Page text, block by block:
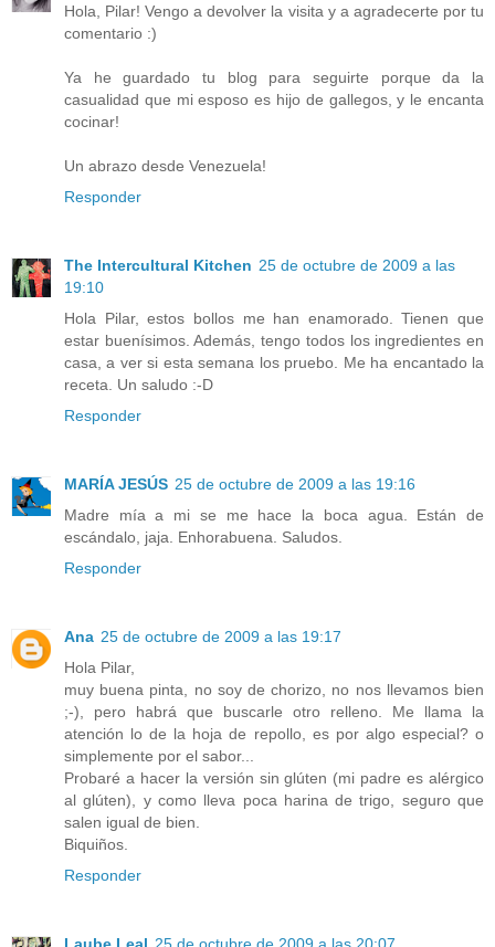
Hola, Pilar! Vengo a devolver la visita y a agradecerte por tu
comentario :)
Ya he guardado tu blog para seguirte porque da la
casualidad que mi esposo es hijo de gallegos, y le encanta
cocinar!
Un abrazo desde Venezuela!
Responder
The Intercultural Kitchen 25 de octubre de 2009 a las
19:10
Hola Pilar, estos bollos me han enamorado. Tienen que
estar buenísimos. Además, tengo todos los ingredientes en
casa, a ver si esta semana los pruebo. Me ha encantado la
receta. Un saludo :-D
Responder
MARÍA JESÚS 25 de octubre de 2009 a las 19:16
Madre mía a mi se me hace la boca agua. Están de
escándalo, jaja. Enhorabuena. Saludos.
Responder
Ana 25 de octubre de 2009 a las 19:17
Hola Pilar,
muy buena pinta, no soy de chorizo, no nos llevamos bien
;-), pero habrá que buscarle otro relleno. Me llama la
atención lo de la hoja de repollo, es por algo especial? o
simplemente por el sabor...
Probaré a hacer la versión sin glúten (mi padre es alérgico
al glúten), y como lleva poca harina de trigo, seguro que
salen igual de bien.
Biquiños.
Responder